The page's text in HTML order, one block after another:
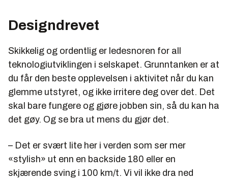
Designdrevet
Skikkelig og ordentlig er ledesnoren for all
teknologiutviklingen i selskapet. Grunntanken er at
du får den beste opplevelsen i aktivitet når du kan
glemme utstyret, og ikke irritere deg over det. Det
skal bare fungere og gjøre jobben sin, så du kan ha
det gøy. Og se bra ut mens du gjør det.
– Det er svært lite her i verden som ser mer
«stylish» ut enn en backside 180 eller en
skjærende sving i 100 km/t. Vi vil ikke dra ned